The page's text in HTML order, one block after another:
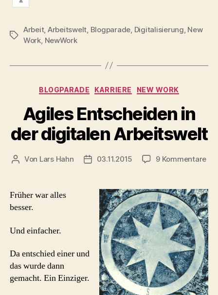
Schlagwörter
Arbeit, Arbeitswelt Blogparade Digitalisierung New
Work NewWork
Kategorien
BLOGPARADE KARRIERE NEW WORK
Agiles Entscheiden in
der digitalen Arbeitswelt
Beitragsautor
Von Lars Hahn Beitragsdatum
03.11.2015 9 Kommentarezu
in
der
Früher war alles
besser.
Und einfacher.
Da entschied einer und
das wurde dann
gemacht. Ein Einziger.